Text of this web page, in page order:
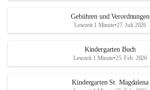
Gebühren und Verordnungen
Lesezeit 1 Minute•27. Juli 2026
Kindergarten Buch
Lesezeit 1 Minute•25. Feb. 2026
Kindergarten St. Magdalena